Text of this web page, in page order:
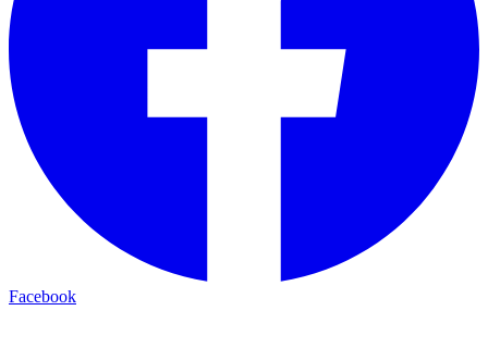
Facebook